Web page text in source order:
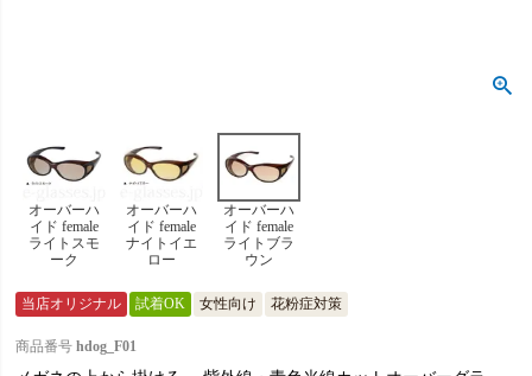
オーバーハ
イド female
ライトスモ
ーク
オーバーハ
イド female
ナイトイエ
ロー
オーバーハ
イド female
ライトブラ
ウン
当店オリジナル 試着OK 女性向け 花粉症対策
商品番号 hdog_F01